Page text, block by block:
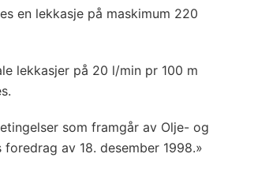
en lekkasje på maskimum 220
lekkasjer på 20 l/min pr 100 m
som framgår av Olje- og
av 18. desember 1998.»